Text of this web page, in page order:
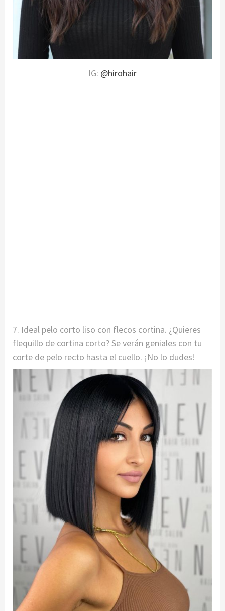
IG: @hirohair
7. Ideal pelo corto liso con flecos cortina. ¿Quieres
flequillo de cortina corto? Se verán geniales con tu
corte de pelo recto hasta el cuello. ¡No lo dudes!